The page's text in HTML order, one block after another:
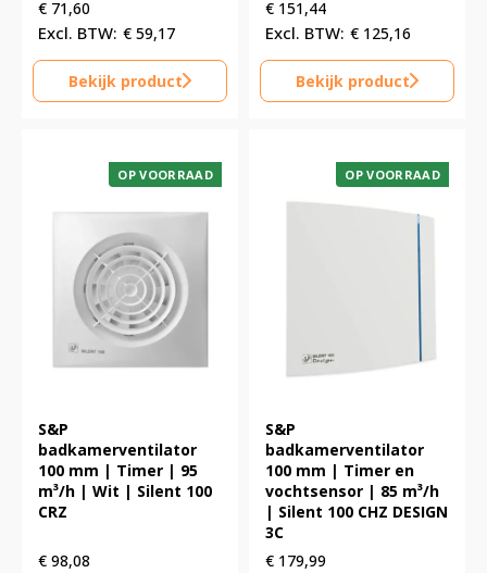
€ 71,60
€ 59,17
Bekijk product
€ 151,44
€ 125,16
Bekijk product
OP VOORRAAD
S&P
badkamerventilator
100 mm | Timer | 95
m³/h | Wit | Silent 100
CRZ
€ 98,08
OP VOORRAAD
S&P
badkamerventilator
100 mm | Timer en
vochtsensor | 85 m³/h
| Silent 100 CHZ DESIGN
3C
€ 179,99